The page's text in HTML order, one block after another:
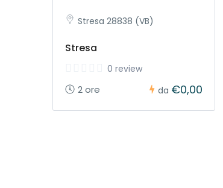
Stresa 28838 (VB)
Stresa
0 review
2 ore da €0,00